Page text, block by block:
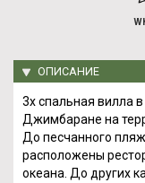
ОПИСАНИЕ
3х спальная вилла
Джимбаране на
До песчанного
расположены
океана. До других